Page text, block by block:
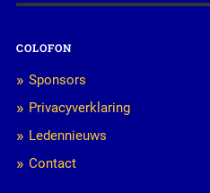
COLOFON
Sponsors
Privacyverklaring
Ledennieuws
Contact